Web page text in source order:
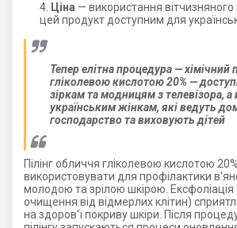
Ціна — використання
цей продукт доступним для
Тепер елітна процедура — хімічний
гліколевою кислотою 20% —
зіркам та модницям з телевізора,
українським жінкам, які ведуть
господарство та виховують дітей
Пілінг обличчя гліколевою кислотою
використовувати для профілактики
молодою та зрілою шкірою.
очищення від відмерлих клітин)
на здоров'ї покриву шкіри. Після